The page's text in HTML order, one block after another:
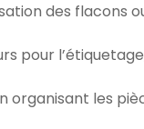
des flacons
pour
organisant les